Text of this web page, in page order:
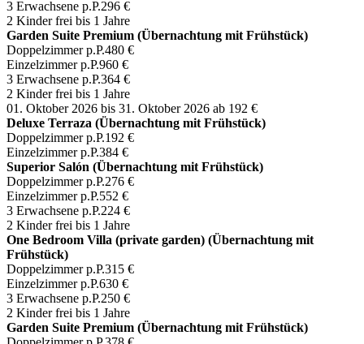
3 Erwachsene p.P.296 €
2 Kinder frei bis 1 Jahre
Garden Suite Premium (Übernachtung mit Frühstück)
Doppelzimmer p.P.480 €
Einzelzimmer p.P.960 €
3 Erwachsene p.P.364 €
2 Kinder frei bis 1 Jahre
01. Oktober 2026 bis 31. Oktober 2026 ab 192 €
Deluxe Terraza (Übernachtung mit Frühstück)
Doppelzimmer p.P.192 €
Einzelzimmer p.P.384 €
Superior Salón (Übernachtung mit Frühstück)
Doppelzimmer p.P.276 €
Einzelzimmer p.P.552 €
3 Erwachsene p.P.224 €
2 Kinder frei bis 1 Jahre
One Bedroom Villa (private garden) (Übernachtung mit
Frühstück)
Doppelzimmer p.P.315 €
Einzelzimmer p.P.630 €
3 Erwachsene p.P.250 €
2 Kinder frei bis 1 Jahre
Garden Suite Premium (Übernachtung mit Frühstück)